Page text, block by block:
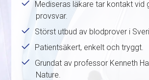
Mediseras läkare tar kontakt vid
provsvar.
Störst utbud av blodprover i
Patientsäkert, enkelt och tryggt.
Grundat av professor Kenneth
Nature.